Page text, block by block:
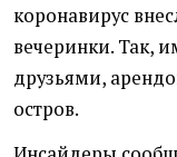
коронавирус
вечеринки. Так,
друзьями,
остров.